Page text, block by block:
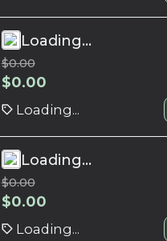
Loading...
$0.00
$0.00
Loading...
Loading...
$0.00
$0.00
Loading...